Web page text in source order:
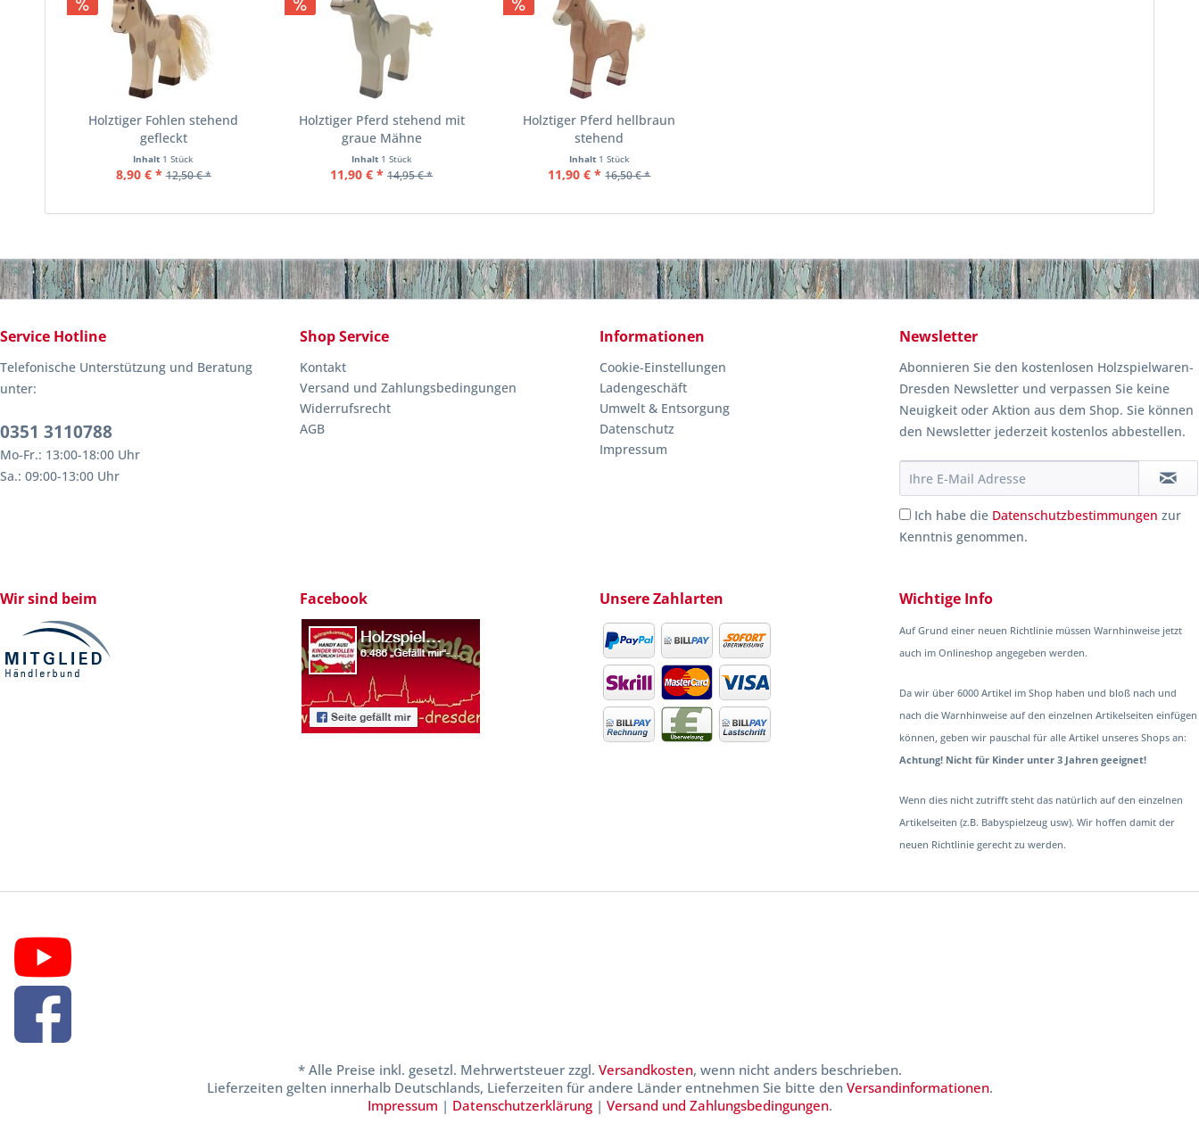
Holztiger Fohlen stehend
gefleckt
Inhalt 1 Stück
8,90 € * 12,50 € *
Holztiger Pferd stehend mit
graue Mähne
Inhalt 1 Stück
11,90 € * 14,95 € *
Holztiger Pferd hellbraun
stehend
Inhalt 1 Stück
11,90 € * 16,50 € *
Service Hotline
Telefonische Unterstützung und Beratung
unter:
0351 3110788
Mo-Fr.: 13:00-18:00 Uhr
Sa.: 09:00-13:00 Uhr
Shop Service
Kontakt
Versand und Zahlungsbedingungen
Widerrufsrecht
AGB
Informationen
Cookie-Einstellungen
Ladengeschäft
Umwelt & Entsorgung
Datenschutz
Impressum
Newsletter
Abonnieren Sie den kostenlosen Holzspielwaren-
Dresden Newsletter und verpassen Sie keine
Neuigkeit oder Aktion aus dem Shop. Sie können
den Newsletter jederzeit kostenlos abbestellen.
Ich habe die Datenschutzbestimmungen zur
Kenntnis genommen.
Wir sind beim Facebook Unsere Zahlarten Wichtige Info
Auf Grund einer neuen Richtlinie müssen Warnhinweise jetzt
auch im Onlineshop angegeben werden.
Da wir über 6000 Artikel im Shop haben und bloß nach und
nach die Warnhinweise auf den einzelnen Artikelseiten einfügen
können, geben wir pauschal für alle Artikel unseres Shops an:
Achtung! Nicht für Kinder unter 3 Jahren geeignet!
Wenn dies nicht zutrifft steht das natürlich auf den einzelnen
Artikelseiten (z.B. Babyspielzeug usw). Wir hoffen damit der
neuen Richtlinie gerecht zu werden.
* Alle Preise inkl. gesetzl. Mehrwertsteuer zzgl. Versandkosten, wenn nicht anders beschrieben.
Lieferzeiten gelten innerhalb Deutschlands, Lieferzeiten für andere Länder entnehmen Sie bitte den Versandinformationen.
Impressum | Datenschutzerklärung| Versand und Zahlungsbedingungen.